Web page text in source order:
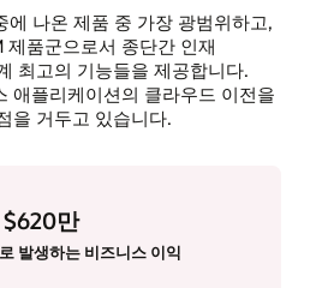
에 나온 제품 중 가장 광범위하고,
제품군으로서 종단간 인재
최고의 기능들을 제공합니다.
애플리케이션의 클라우드 이전을
을 거두고 있습니다.
$620만
발생하는 비즈니스 이익